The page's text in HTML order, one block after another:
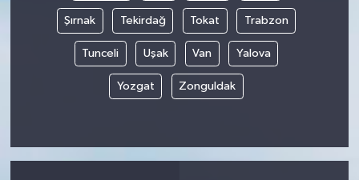
Şırnak Tekirdağ Tokat Trabzon
Tunceli Uşak Van Yalova
Yozgat Zonguldak